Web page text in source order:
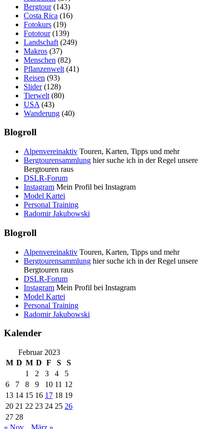
Bergtour(143)
Costa Rica (16)
Fotokurs (19)
Fototour(139)
Landschaft (249)
Makros (37)
Menschen (82)
Pflanzenwelt (41)
Reisen (93)
Slider(128)
Tierwelt (80)
USA (43)
Wanderung (40)
Blogroll
Alpenvereinaktiv Touren, Karten, Tipps und mehr
Bergtourensammlung hier suche ich in der Regel unsere
Bergtouren raus
DSLR-Forum
Instagram Mein Profil bei Instagram
Model Kartei
Personal Training
Radomir Jakubowski
Blogroll
Alpenvereinaktiv Touren, Karten, Tipps und mehr
Bergtourensammlung hier suche ich in der Regel unsere
Bergtouren raus
DSLR-Forum
Instagram Mein Profil bei Instagram
Model Kartei
Personal Training
Radomir Jakubowski
Kalender
Februar 2023
M D M D F S
S
1
2 3 4
5
6
7 8 9 10 11 12
13 14 15 16 17 18 19
20 21 22 23 24 25 26
27 28
« Nov.
März »